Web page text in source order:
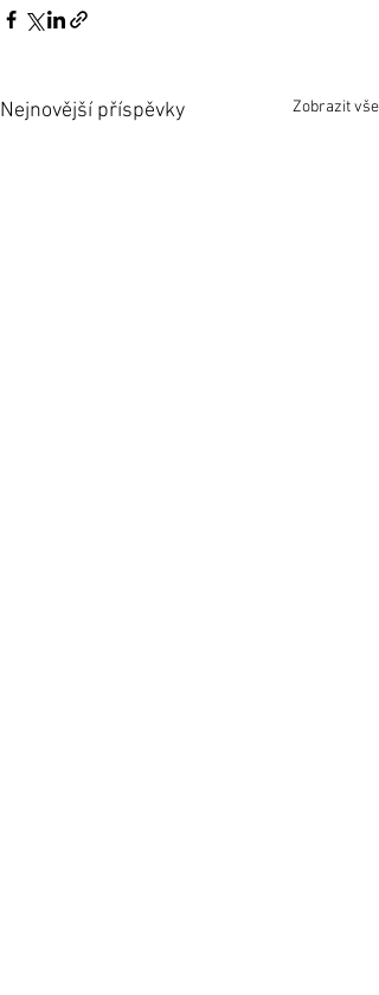
Nejnovější příspěvky Zobrazit vše